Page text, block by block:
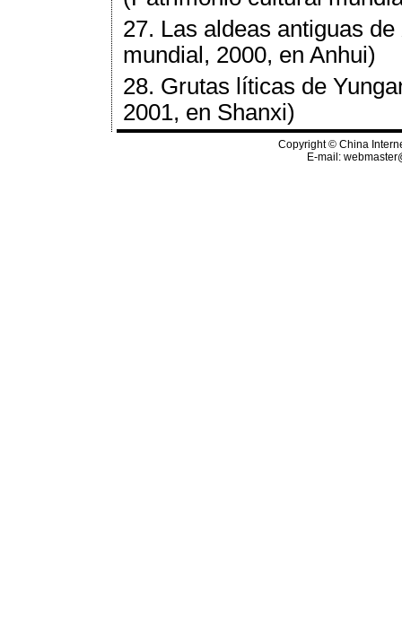
27. Las aldeas antiguas
mundial, 2000, en Anhui)
28. Grutas líticas de
2001, en Shanxi)
Copyright © China
E-mail: